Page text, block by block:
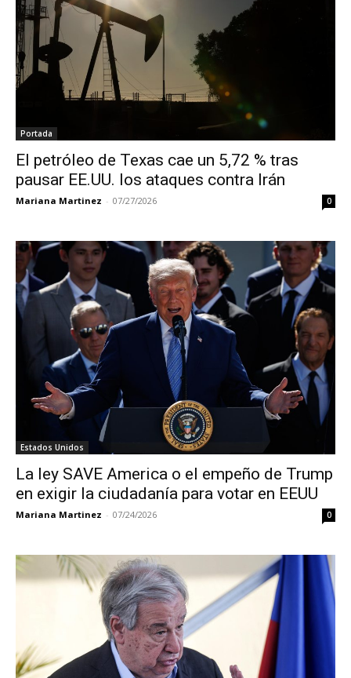
Portada
El petróleo de Texas cae un 5,72 % tras
pausar EE.UU. los ataques contra Irán
Mariana Martinez - 07/27/2026 0
Estados Unidos
La ley SAVE America o el empeño de Trump
en exigir la ciudadanía para votar en EEUU
Mariana Martinez - 07/24/2026 0